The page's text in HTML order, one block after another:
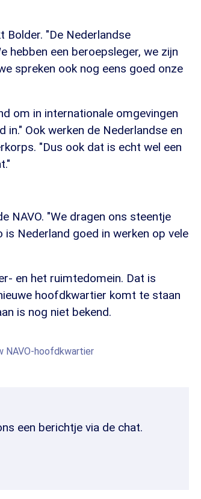
Bolder. "De Nederlandse
hebben een beroepsleger, we zijn
spreken ook nog eens goed onze
om in internationale omgevingen
Ook werken de Nederlandse en
"Dus ook dat is echt wel een
NAVO. "We dragen ons steentje
Nederland goed in werken op vele
en het ruimtedomein. Dat is
hoofdkwartier komt te staan
is nog niet bekend.
NAVO-hoofdkwartier
een berichtje via de chat.